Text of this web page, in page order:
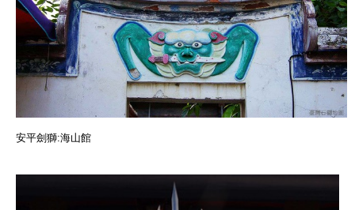
安平劍獅:海山館